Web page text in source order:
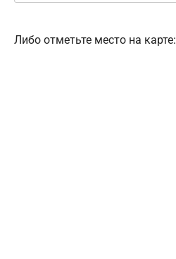
Либо отметьте место на карте: